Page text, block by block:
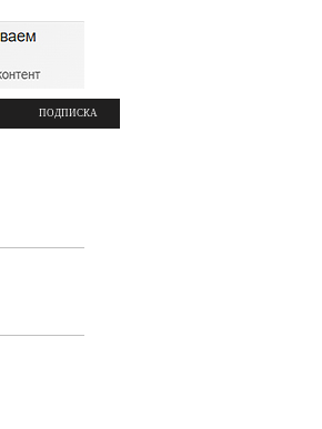
ПОДПИСКА